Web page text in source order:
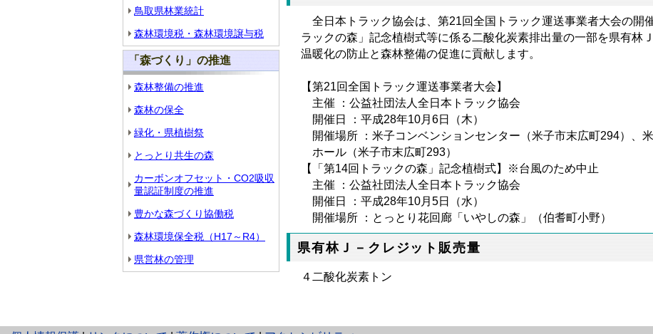
鳥取県林業統計
森林環境税・森林環境譲与税
「森づくり」の推進
森林整備の推進
森林の保全
緑化・県植樹祭
とっとり共生の森
カーボンオフセット・CO2吸収
量認証制度の推進
豊かな森づくり協働税
森林環境保全税（H17～R4）
県営林の管理
全日本トラック協会は、第21回全国トラック運送事業者大会の開
ラックの森」記念植樹式等に係る二酸化炭素排出量の一部を県有林
温暖化の防止と森林整備の促進に貢献します。
【第21回全国トラック運送事業者大会】
主催 ：公益社団法人全日本トラック協会
開催日 ：平成28年10月6日（木）
開催場所 ：米子コンベンションセンター（米子市末広町294）、
ホール（米子市末広町293）
【「第14回トラックの森」記念植樹式】※台風のため中止
主催 ：公益社団法人全日本トラック協会
開催日 ：平成28年10月5日（水）
開催場所 ：とっとり花回廊「いやしの森」（伯耆町小野）
県有林Ｊ－クレジット販売量
４二酸化炭素トン